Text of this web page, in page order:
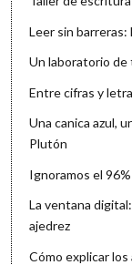
Leer sin
Un laboratorio de
Entre cifras y
Una canica azul,
Plutón
Ignoramos el
La ventana
ajedrez
Cómo explicar